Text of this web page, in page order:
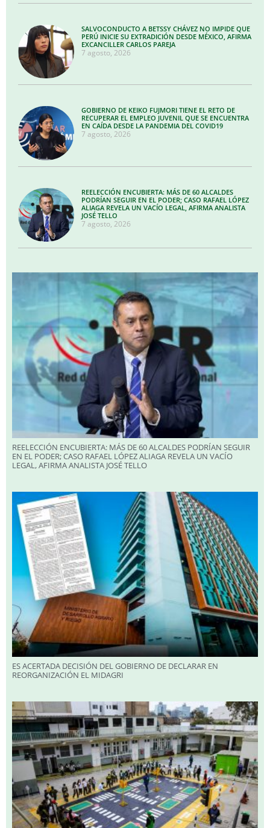
SALVOCONDUCTO A BETSSY CHÁVEZ NO IMPIDE QUE
PERÚ INICIE SU EXTRADICIÓN DESDE MÉXICO, AFIRMA
EXCANCILLER CARLOS PAREJA
7 agosto, 2026
GOBIERNO DE KEIKO FUJMORI TIENE EL RETO DE
RECUPERAR EL EMPLEO JUVENIL QUE SE ENCUENTRA
EN CAÍDA DESDE LA PANDEMIA DEL COVID19
7 agosto, 2026
REELECCIÓN ENCUBIERTA: MÁS DE 60 ALCALDES
PODRÍAN SEGUIR EN EL PODER; CASO RAFAEL LÓPEZ
ALIAGA REVELA UN VACÍO LEGAL, AFIRMA ANALISTA
JOSÉ TELLO
7 agosto, 2026
REELECCIÓN ENCUBIERTA: MÁS DE 60 ALCALDES PODRÍAN SEGUIR
EN EL PODER; CASO RAFAEL LÓPEZ ALIAGA REVELA UN VACÍO
LEGAL, AFIRMA ANALISTA JOSÉ TELLO
ES ACERTADA DECISIÓN DEL GOBIERNO DE DECLARAR EN
REORGANIZACIÓN EL MIDAGRI